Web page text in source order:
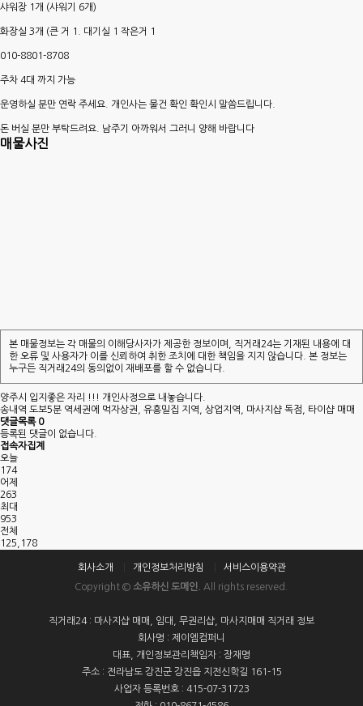
샤워장 1개 (샤워기 6개)
화장실 3개 (큰 거 1. 대기실 1 작은거 1
010-8801-8708
주차 4대 까지 가능
운영하실 분만 연락 주세요. 개인사는 물건 확인 확인시 말씀드립니다.
돈 버실 분만 부탁드려요. 남주기 아까워서 그러니 양해 바랍니다
매물사진
본 매물정보는 각 매물의 이해당사자가 제공한 정보이며, 직거래24는 기재된 내용에 대
한 오류 및 사용자가 이를 신뢰하여 취한 조치에 대한 책임을 지지 않습니다. 본 정보는
누구든 직거래24의 동의없이 재배포를 할 수 없습니다.
양주시 입지좋은 자리 !!! 개인사정으로 내놓습니다.
송내역 도보5분 역세권에 먹자상권, 유흥밀집 지역, 상업지역, 마사지샵 독점, 타이샵 매매
댓글목록 0
등록된 댓글이 없습니다.
접속자집계
오늘
174
어제
263
최대
953
전체
125,178
회사소개 개인정보처리방침
서비스이용약관
Copyright © 소유하신 도메인. All rights reserved.
직거래24 : 마사지샵 매매, 임대, 무권리샵, 마사지매매 직거래 정보
회사명 : 제이엠컴퍼니
대표, 개인정보관리책임자 : 장재명
주소 : 전라남도 강진군 강진읍 지전신학길 161-15
사업자 등록번호 : 415-07-31723